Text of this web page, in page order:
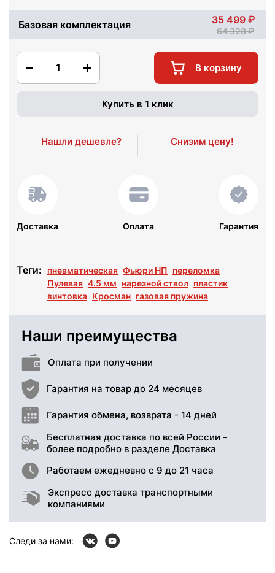
Базовая комплектация 35 499
64 328
1 В корзину
Купить в 1 клик
Нашли дешевле? Снизим цену!
Доставка Оплата Гарантия
Теги: пневматическая Фьюри НП переломка
Пулевая 4.5 мм нарезной ствол пластик
винтовка Кросман газовая пружина
Наши преимущества
Оплата при получении
Гарантия на товар до 24 месяцев
Гарантия обмена, возврата - 14 дней
Бесплатная доставка по всей России -
более подробно в разделе Доставка
Работаем ежедневно с 9 до 21 часа
Экспресс доставка транспортными
компаниями
Следи за нами: